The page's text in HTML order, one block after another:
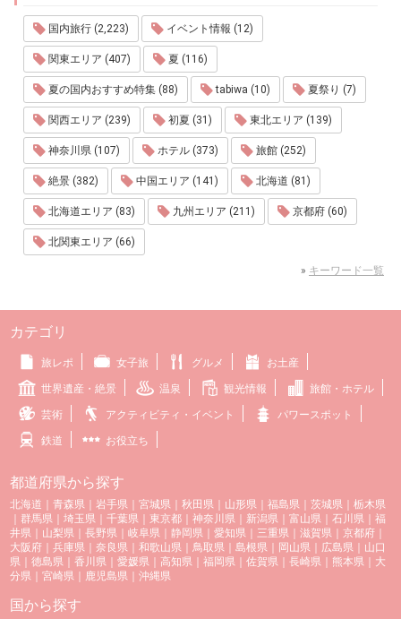
国内旅行 (2,223) イベント情報 (12)
関東エリア (407) 夏 (116)
夏の国内おすすめ特集 (88) tabiwa (10) 夏祭り (7)
関西エリア (239) 初夏 (31) 東北エリア (139)
神奈川県 (107) ホテル (373) 旅館 (252)
絶景 (382) 中国エリア (141) 北海道 (81)
北海道エリア (83) 九州エリア (211) 京都府 (60)
北関東エリア (66)
» キーワード一覧
カテゴリ
旅レポ 女子旅 グルメ お土産
世界遺産・絶景 温泉 観光情報 旅館・ホテル
芸術 アクティビティ・イベント パワースポット
鉄道 お役立ち
都道府県から探す
北海道 ｜青森県 ｜岩手県 ｜宮城県 ｜秋田県 山形県 ｜福島県 ｜茨城県 ｜栃木県
群馬県 ｜埼玉県 ｜千葉県 東京都 ｜神奈川県 新潟県 ｜富山県 ｜石川県 ｜福
井県
山梨県 ｜長野県 ｜岐阜県 静岡県 ｜愛知県 三重県 ｜滋賀県 ｜京都府
大阪府 ｜兵庫県 ｜奈良県 ｜和歌山県 ｜鳥取県 ｜島根県 岡山県 広島県
山口
県 ｜徳島県 ｜香川県 ｜愛媛県 ｜高知県 ｜福岡県 ｜佐賀県 ｜長崎県 熊本県
大
分県 ｜宮崎県 鹿児島県 ｜沖縄県
国から探す